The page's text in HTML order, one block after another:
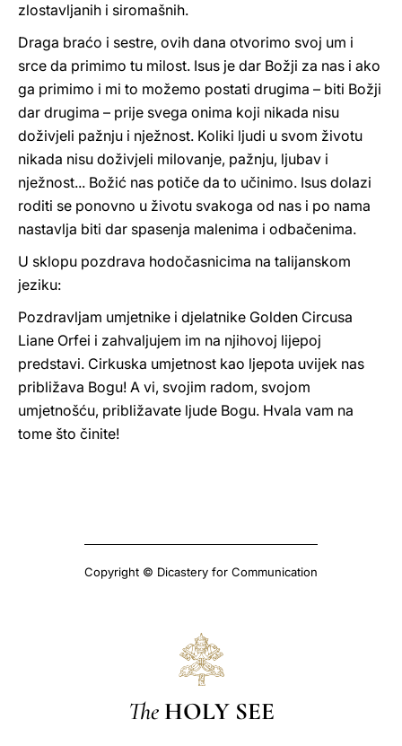
zlostavljanih i siromašnih.
Draga braćo i sestre, ovih dana otvorimo svoj um i
srce da primimo tu milost. Isus je dar Božji za nas i ako
ga primimo i mi to možemo postati drugima – biti Božji
dar drugima – prije svega onima koji nikada nisu
doživjeli pažnju i nježnost. Koliki ljudi u svom životu
nikada nisu doživjeli milovanje, pažnju, ljubav i
nježnost... Božić nas potiče da to učinimo. Isus dolazi
roditi se ponovno u životu svakoga od nas i po nama
nastavlja biti dar spasenja malenima i odbačenima.
U sklopu pozdrava hodočasnicima na talijanskom
jeziku:
Pozdravljam umjetnike i djelatnike Golden Circusa
Liane Orfei i zahvaljujem im na njihovoj lijepoj
predstavi. Cirkuska umjetnost kao ljepota uvijek nas
približava Bogu! A vi, svojim radom, svojom
umjetnošću, približavate ljude Bogu. Hvala vam na
tome što činite!
Copyright © Dicastery for Communication
The HOLY SEE